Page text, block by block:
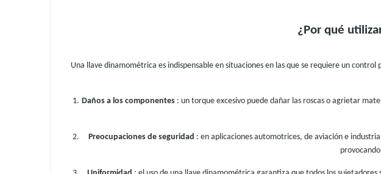
¿Por qué
Una llave dinamométrica es indispensable en situaciones en las que se requiere un
Daños a los componentes : un torque excesivo puede dañar las roscas o agrietar
Preocupaciones de seguridad : en aplicaciones automotrices, de aviación e